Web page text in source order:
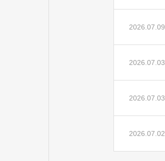
2026.07.09
2026.07.03
2026.07.03
2026.07.02